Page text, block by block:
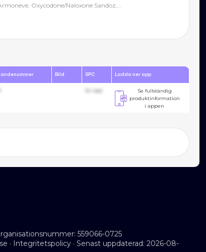
Oxycodone/Naloxone Sandoz,...
Bild SPC Ladda ner app
Se i app
Se fullständig
produktinformation
i appen
559066-0725
· Integritetspolicy· Senast uppdaterad: 2026-08-